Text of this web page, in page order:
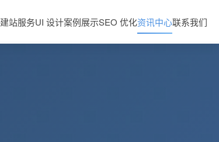
建站服务UI 设计案例展示SEO 优化资讯中心联系我们